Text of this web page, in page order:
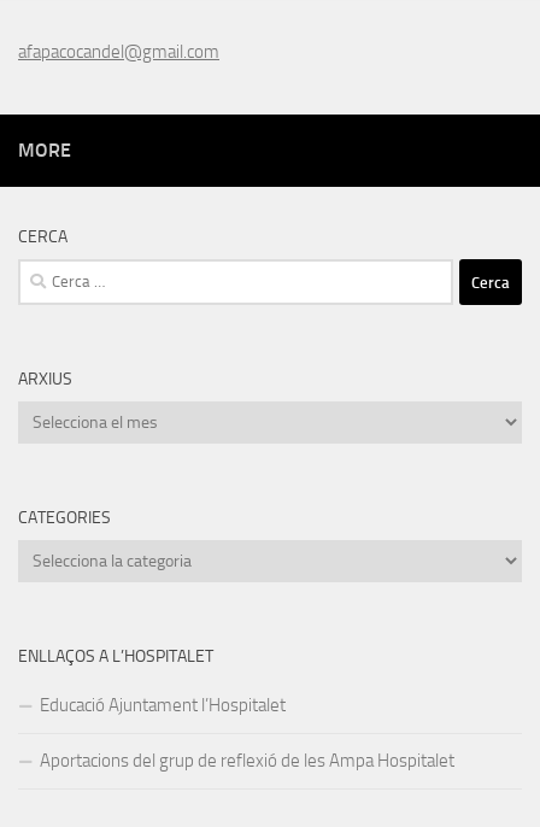
afapacocandel@gmail.com
MORE
CERCA
Cerca:
ARXIUS
Arxius
CATEGORIES
Categories
ENLLAÇOS A L’HOSPITALET
Educació Ajuntament l’Hospitalet
Aportacions del grup de reflexió de les Ampa Hospitalet